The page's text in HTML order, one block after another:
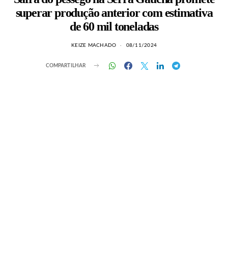
superar produção anterior com estimativa
de 60 mil toneladas
KEIZE MACHADO 08/11/2024
COMPARTILHAR